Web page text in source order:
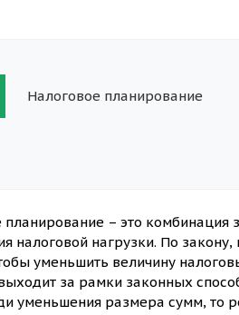
Налоговое планирование
планирование – это
налоговой нагрузки. По
уменьшить величину
за рамки законных
уменьшения размера сумм, то